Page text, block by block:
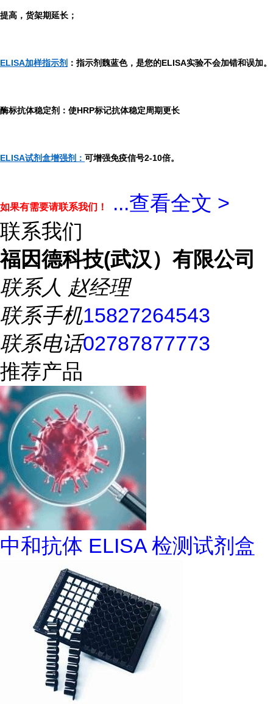
提高，货架期延长；
ELISA加样指示剂 ：指示剂魏蓝色，是您的ELISA实验不会加错和误加。
酶标抗体稳定剂：使HRP标记抗体稳定周期更长
ELISA试剂盒增强剂： 可增强免疫信号2-10倍。
如果有需要请联系我们！ ...查看全文 >
联系我们
福因德科技(武汉）有限公司
联系人 赵经理
联系手机15827264543
联系电话02787877773
推荐产品
中和抗体 ELISA 检测试剂盒